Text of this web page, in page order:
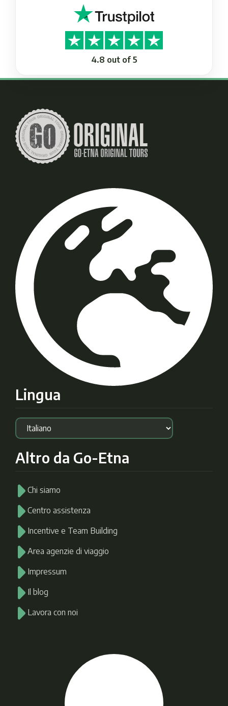
4.8 out of 5
Lingua
Altro da Go-Etna
Chi siamo
Centro assistenza
Incentive e Team Building
Area agenzie di viaggio
Impressum
Il blog
Lavora con noi